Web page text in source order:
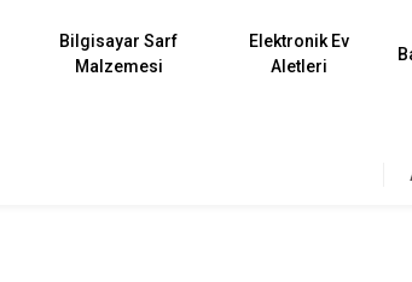
Bilgisayar Sarf
Malzemesi
Elektronik Ev
Aletleri